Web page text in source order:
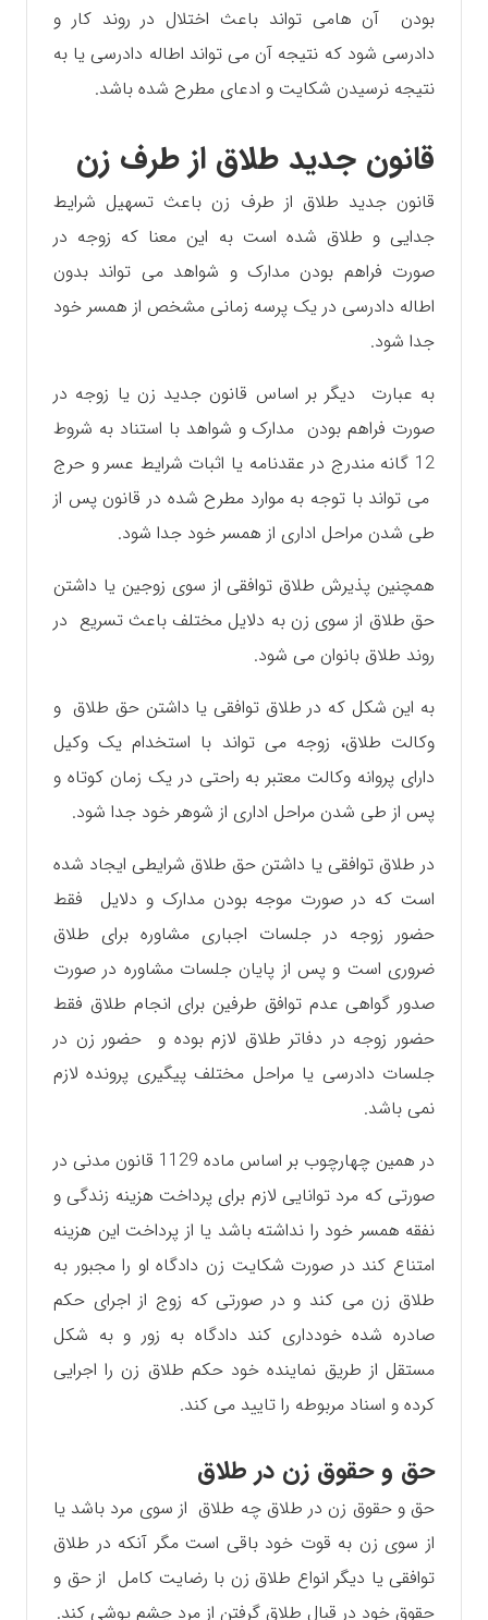
بودن آن هامی تواند باعث اختلال در روند کار و
دادرسی شود که نتیجه آن می تواند اطاله دادرسی یا به
نتیجه نرسیدن شکایت و ادعای مطرح شده باشد.
قانون جدید طلاق از طرف زن
قانون جدید طلاق از طرف زن باعث تسهیل شرایط
جدایی و طلاق شده است به این معنا که زوجه در
صورت فراهم بودن مدارک و شواهد می تواند بدون
اطاله دادرسی در یک پرسه زمانی مشخص از همسر خود
جدا شود.
به عبارت دیگر بر اساس قانون جدید زن یا زوجه در
صورت فراهم بودن مدارک و شواهد با استناد به شروط
12 گانه مندرج در عقدنامه یا اثبات شرایط عسر و حرج
می تواند با توجه به موارد مطرح شده در قانون پس از
طی شدن مراحل اداری از همسر خود جدا شود.
همچنین پذیرش طلاق توافقی از سوی زوجین یا داشتن
حق طلاق از سوی زن به دلایل مختلف باعث تسریع در
روند طلاق بانوان می شود.
به این شکل که در طلاق توافقی یا داشتن حق طلاق و
وکالت طلاق، زوجه می تواند با استخدام یک وکیل
دارای پروانه وکالت معتبر به راحتی در یک زمان کوتاه و
پس از طی شدن مراحل اداری از شوهر خود جدا شود.
در طلاق توافقی یا داشتن حق طلاق شرایطی ایجاد شده
است که در صورت موجه بودن مدارک و دلایل فقط
حضور زوجه در جلسات اجباری مشاوره برای طلاق
ضروری است و پس از پایان جلسات مشاوره در صورت
صدور گواهی عدم توافق طرفین برای انجام طلاق فقط
حضور زوجه در دفاتر طلاق لازم بوده و حضور زن در
جلسات دادرسی یا مراحل مختلف پیگیری پرونده لازم
نمی باشد.
در همین چهارچوب بر اساس ماده 1129 قانون مدنی در
صورتی که مرد توانایی لازم برای پرداخت هزینه زندگی و
نفقه همسر خود را نداشته باشد یا از پرداخت این هزینه
امتناع کند در صورت شکایت زن دادگاه او را مجبور به
طلاق زن می کند و در صورتی که زوج از اجرای حکم
صادره شده خودداری کند دادگاه به زور و به شکل
مستقل از طریق نماینده خود حکم طلاق زن را اجرایی
کرده و اسناد مربوطه را تایید می کند.
حق و حقوق زن در طلاق
حق و حقوق زن در طلاق چه طلاق از سوی مرد باشد یا
از سوی زن به قوت خود باقی است مگر آنکه در طلاق
توافقی یا دیگر انواع طلاق زن با رضایت کامل از حق و
حقوق خود در قبال طلاق گرفتن از مرد چشم پوشی کند.